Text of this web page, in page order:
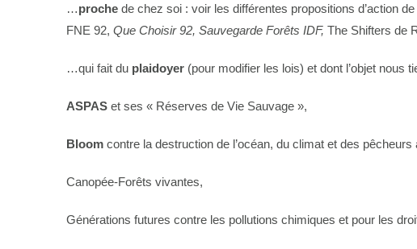
…proche de chez soi : voir les différentes propositions d’action
FNE 92, Que Choisir 92, Sauvegarde Forêts IDF, The Shifters de
…qui fait du plaidoyer (pour modifier les lois) et dont l’objet nous
ASPAS et ses « Réserves de Vie Sauvage »,
Bloom contre la destruction de l’océan, du climat et des
Canopée-Forêts vivantes,
Générations futures contre les pollutions chimiques et pour les